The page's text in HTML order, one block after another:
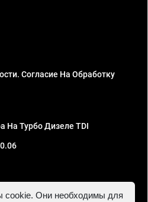
Согласие На Обработку
На Турбо Дизеле TDI
ИНН 781302555843,
cookie. Они необходимы для